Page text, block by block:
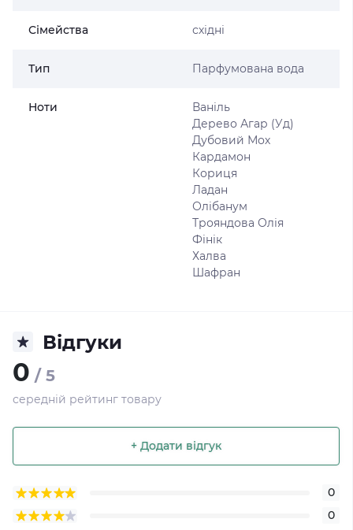
Сімейства східні
Тип Парфумована вода
Ноти
Ваніль
Дерево Агар (Уд)
Дубовий Мох
Кардамон
Кориця
Ладан
Олібанум
Трояндова Олія
Фінік
Халва
Шафран
Відгуки
0 / 5
середній рейтинг товару
+ Додати відгук
0
0